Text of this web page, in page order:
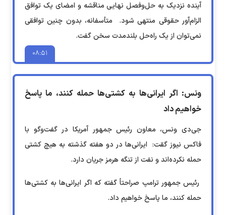
۰۸:۵۱
آینده نزدیک به حل‌وفصل نهایی مناقشه و امضای یک توافق
الزام‌آور حقوقی منتهی شود. متأسفانه، بدون چنین توافقی
نمی‌توان از یک راه‌حل بلندمدت سخن گفت.
ونس: اگر ایرانی‌ها به کشتی‌ها حمله کنند، ما پاسخ
خواهیم داد
جی‌دی ونس، معاون رئیس جمهور آمریکا در گفت‌وگو با
فاکس نیوز گقت: ایرانی‌ها در دو هفته گذشته به هیچ کشتی
حمله نکرده‌اند و نفت از تنگه هرمز جریان دارد.
رئیس جمهور ترامپ صراحتاً گفته که اگر ایرانی‌ها به کشتی‌ها
حمله کنند، ما پاسخ خواهیم داد.